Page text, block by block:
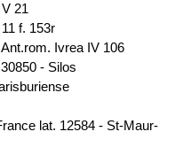
21
f. 153r
Ivrea IV 106
- Silos
lat. 12584 - St-Maur-